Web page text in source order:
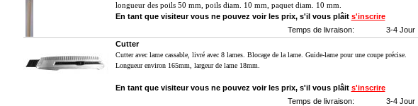
longueur des poils 50 mm, poils diam.
10 mm, paquet diam.
10 mm.
En tant que visiteur vous ne pouvez voir les prix, s'il vous plâit s'inscrire
Temps de livraison:
3-4 Jour
Cutter
Cutter avec lame cassable, livré avec 8 lames. Blocage de la lame. Guide-lame pour une coupe précise.
Longueur environ 165mm, largeur de lame 18mm.
En tant que visiteur vous ne pouvez voir les prix, s'il vous plâit s'inscrire
Temps de livraison:
3-4 Jour